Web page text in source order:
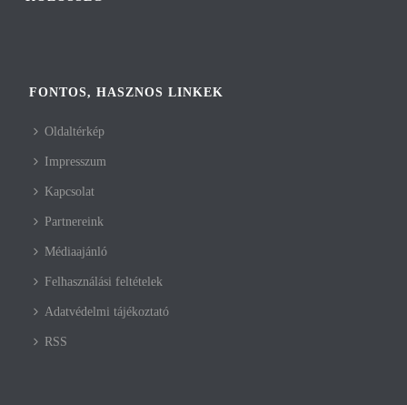
FONTOS, HASZNOS LINKEK
Oldaltérkép
Impresszum
Kapcsolat
Partnereink
Médiaajánló
Felhasználási feltételek
Adatvédelmi tájékoztató
RSS